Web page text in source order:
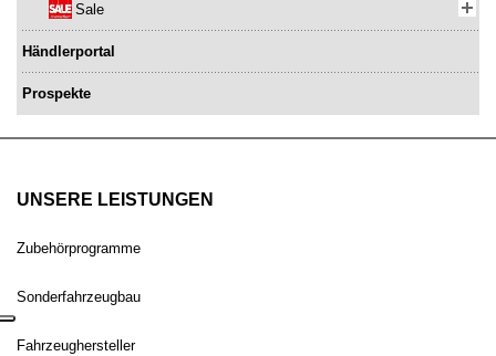
Sale
Händlerportal
Prospekte
UNSERE LEISTUNGEN
Zubehörprogramme
Sonderfahrzeugbau
Fahrzeughersteller